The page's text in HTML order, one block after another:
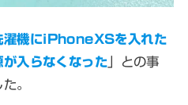
濯機にiPhoneXSを入れた
入らなくなった 」との事
。